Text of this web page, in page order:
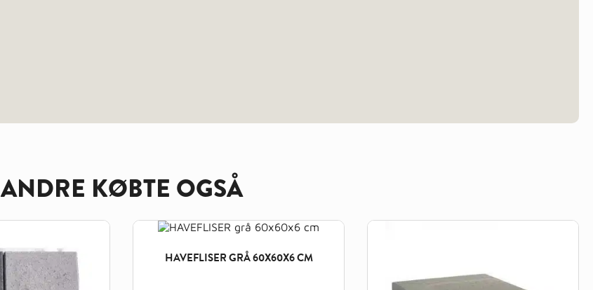
ANDRE KØBTE OGSÅ
HAVEFLISER GRÅ 60X60X6 CM